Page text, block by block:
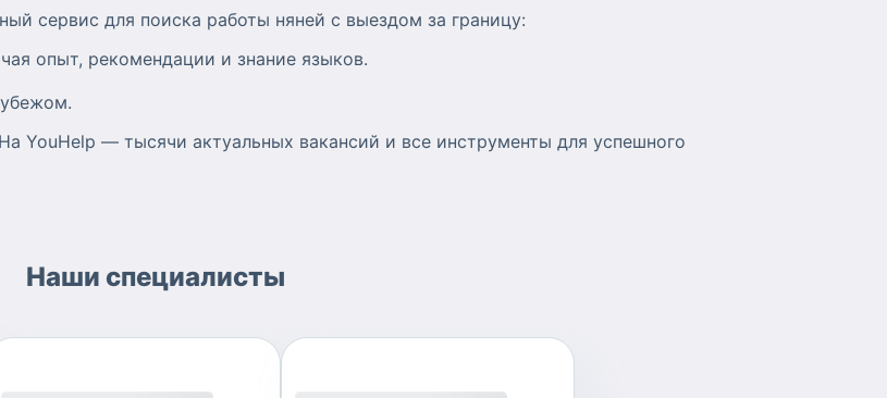
сервис для поиска работы няней с выездом за границу:
опыт, рекомендации и знание языков.
YouHelp — тысячи актуальных вакансий и все инструменты для успешного
Наши специалисты